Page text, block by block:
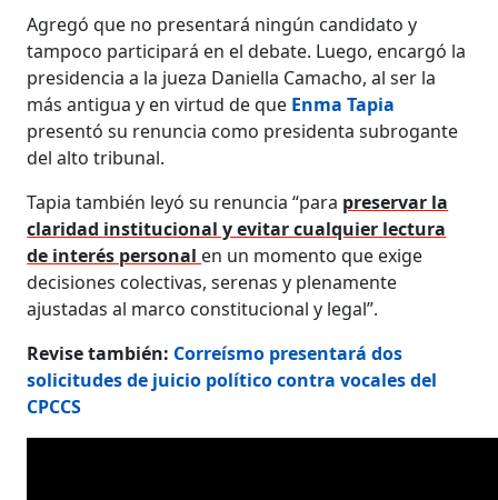
Agregó que no presentará ningún candidato y
tampoco participará en el debate. Luego, encargó la
presidencia a la jueza Daniella Camacho, al ser la
más antigua y en virtud de que Enma Tapia
presentó su renuncia como presidenta subrogante
del alto tribunal.
Tapia también leyó su renuncia “para preservar la
claridad institucional y evitar cualquier lectura
de interés personal en un momento que exige
decisiones colectivas, serenas y plenamente
ajustadas al marco constitucional y legal”.
Revise también: Correísmo presentará dos
solicitudes de juicio político contra vocales del
CPCCS